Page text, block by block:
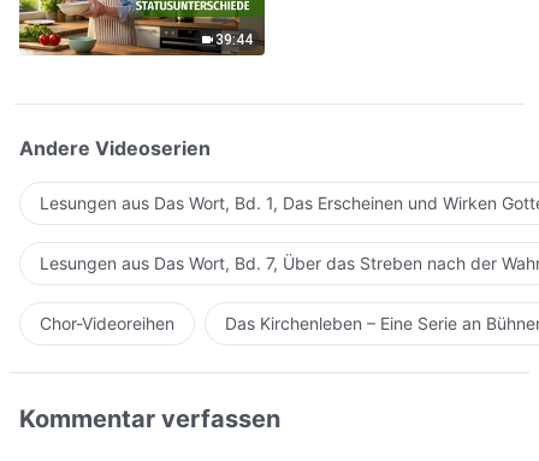
39:44
Andere Videoserien
Lesungen aus Das Wort, Bd. 1, Das Erscheinen und Wirken
Lesungen aus Das Wort, Bd. 7, Über das Streben nach der
Chor-Videoreihen Das Kirchenleben – Eine Serie an
Kommentar verfassen